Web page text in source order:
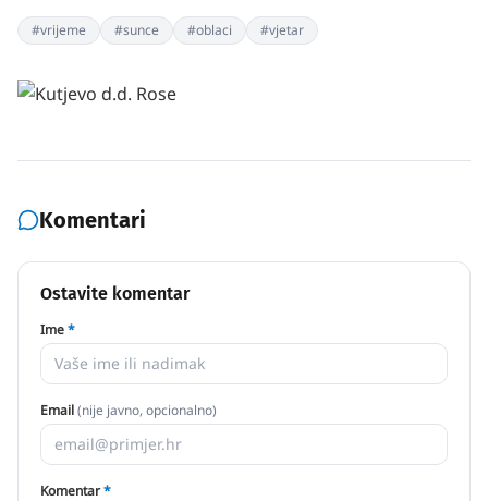
#vrijeme #sunce #oblaci #vjetar
Komentari
Ostavite komentar
Ime*
Email(nije javno, opcionalno)
Komentar*